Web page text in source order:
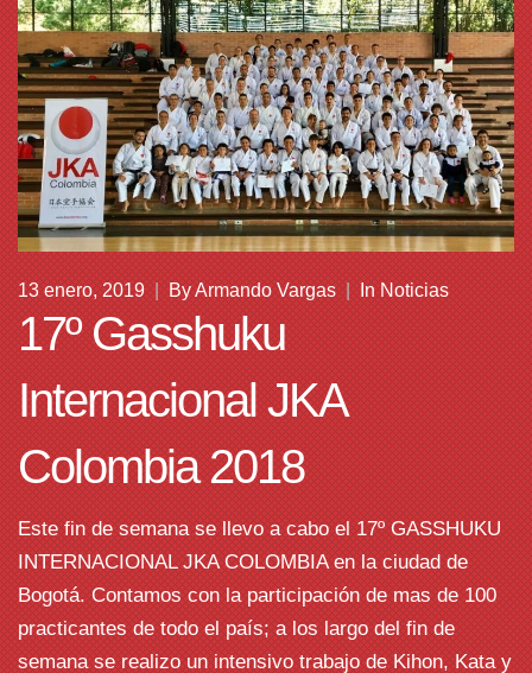
13 enero, 2019 | ByArmando Vargas | InNoticias
17º Gasshuku
Internacional JKA
Colombia 2018
Este fin de semana se llevo a cabo el 17º GASSHUKU
INTERNACIONAL JKA COLOMBIA en la ciudad de
Bogotá. Contamos con la participación de mas de 100
practicantes de todo el país; a los largo del fin de
semana se realizo un intensivo trabajo de Kihon, Kata y